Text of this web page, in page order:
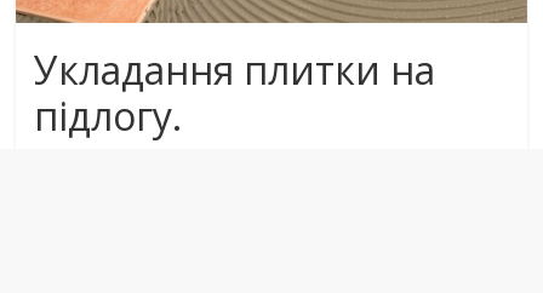
Укладання плитки на
підлогу.